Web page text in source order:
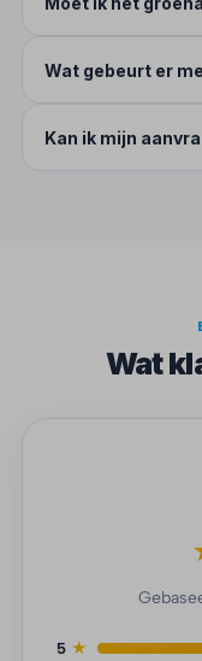
Wat gebeurt er
Kan ik mijn
Wat
5 ★